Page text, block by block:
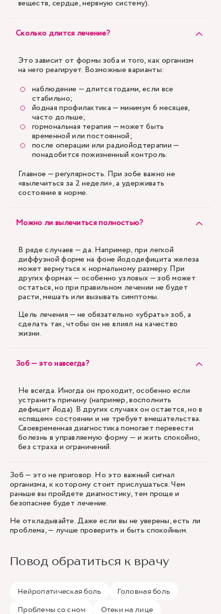
веществ, сердце, нервную систему).
Сколько длится лечение?
Это зависит от формы зоба и того, как организм
на него реагирует. Возможные варианты:
наблюдение — длится годами, если все
стабильно;
йодная профилактика — минимум 6 месяцев,
часто дольше;
гормональная терапия — может быть
временной или постоянной;
после операции или радиойодтерапии —
понадобится пожизненный контроль.
Главное — регулярность. При зобе важно не
«вылечиться за 2 недели», а удерживать
состояние в норме.
Можно ли вылечиться полностью?
В ряде случаев — да. Например, при легкой
диффузной форме на фоне йододефицита железа
может вернуться к нормальному размеру. При
других формах — особенно узловых — зоб может
остаться, но при правильном лечении не будет
расти, мешать или вызывать симптомы.
Цель лечения — не обязательно «убрать» зоб, а
сделать так, чтобы он не влиял на качество
жизни.
Зоб — это навсегда?
Не всегда. Иногда он проходит, особенно если
устранить причину (например, восполнить
дефицит йода). В других случаях он остается, но в
«спящем» состоянии и не требует вмешательства.
Своевременная диагностика помогает перевести
болезнь в управляемую форму — и жить спокойно,
без страха и ограничений.
Зоб — это не приговор. Но это важный сигнал
организма, к которому стоит прислушаться. Чем
раньше вы пройдете диагностику, тем проще и
безопаснее будет лечение.
Не откладывайте. Даже если вы не уверены, есть ли
проблема, — лучше проверить и быть спокойным.
Повод обратиться к врачу
Нейропатическая боль Головная боль
Проблемы со сном Отеки на лице